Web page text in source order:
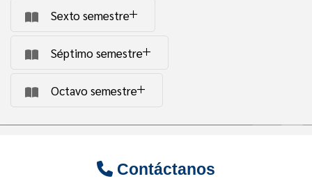
Sexto semestre
Séptimo semestre
Octavo semestre
Contáctanos